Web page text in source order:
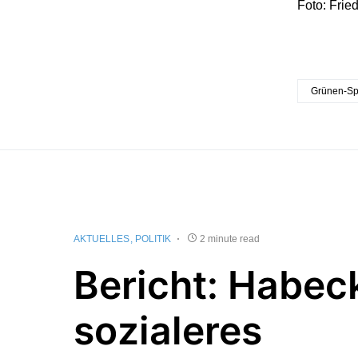
Foto:
Grünen-
AKTUELLES POLITIK 2 minute read
Bericht:
sozialeres